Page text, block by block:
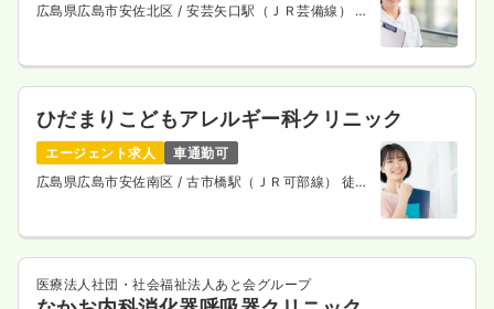
広島県広島市安佐北区 / 安芸矢口駅（ＪＲ芸備線） 徒
ひだまりこどもアレルギー科クリニック
エージェント求人
車通勤可
広島県広島市安佐南区 / 古市橋駅（ＪＲ可部線） 徒歩
医療法人社団・社会福祉法人あと会グループ